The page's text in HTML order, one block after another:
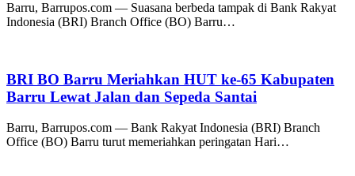
Barru, Barrupos.com — Suasana berbeda tampak di Bank Rakyat
Indonesia (BRI) Branch Office (BO) Barru…
BRI BO Barru Meriahkan HUT ke-65 Kabupaten
Barru Lewat Jalan dan Sepeda Santai
Barru, Barrupos.com — Bank Rakyat Indonesia (BRI) Branch
Office (BO) Barru turut memeriahkan peringatan Hari…